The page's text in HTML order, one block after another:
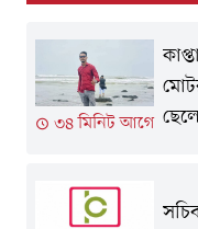
৩৪ মিনিট আগে